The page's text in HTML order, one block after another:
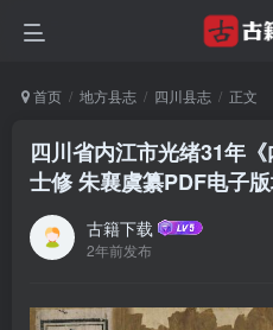
首页 地方县志 四川县志 正文
四川省内江市光绪31年
士修 朱襄虞纂PDF电子
古籍下载
2年前发布